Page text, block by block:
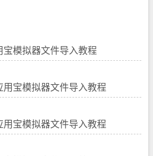
宝模拟器文件导入教程
用宝模拟器文件导入教程
用宝模拟器文件导入教程